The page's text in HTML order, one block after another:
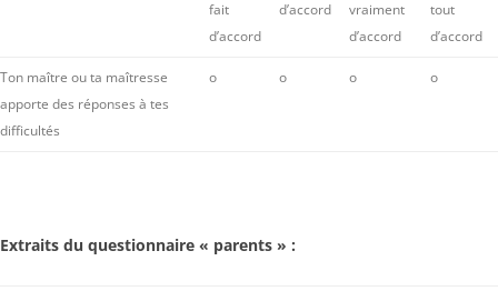
fait
d’accord
d’accord
vraiment
d’accord
tout
d’accord
Ton maître ou ta maîtresse
apporte des réponses à tes
difficultés
o o o o
Extraits du questionnaire « parents » :